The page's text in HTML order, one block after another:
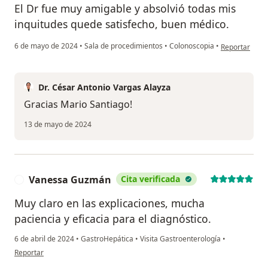
El Dr fue muy amigable y absolvió todas mis
inquitudes quede satisfecho, buen médico.
6 de mayo de 2024 • Sala de procedimientos • Colonoscopia • en opinión
Reportar
Dr. César Antonio Vargas Alayza
Gracias Mario Santiago!
13 de mayo de 2024
Vanessa Guzmán Cita verificada
Muy claro en las explicaciones, mucha
paciencia y eficacia para el diagnóstico.
6 de abril de 2024 • GastroHepática • Visita Gastroenterología •
en opinión del usuario Vanessa Guzmán
Reportar